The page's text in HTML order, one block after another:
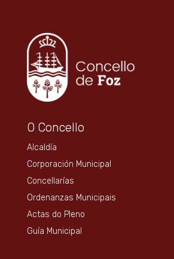
O Concello
Alcaldía
Corporación Municipal
Concellarías
Ordenanzas Municipais
Actas do Pleno
Guía Municipal